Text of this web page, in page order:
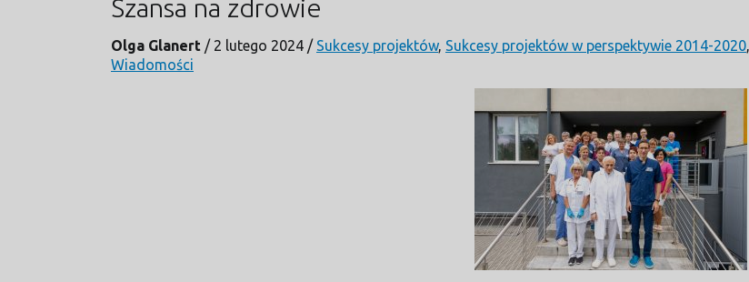
Szansa na zdrowie
Olga Glanert / 2 lutego 2024 / Sukcesy projektów, Sukcesy projektów w perspektywie 2014-2020,
Wiadomości